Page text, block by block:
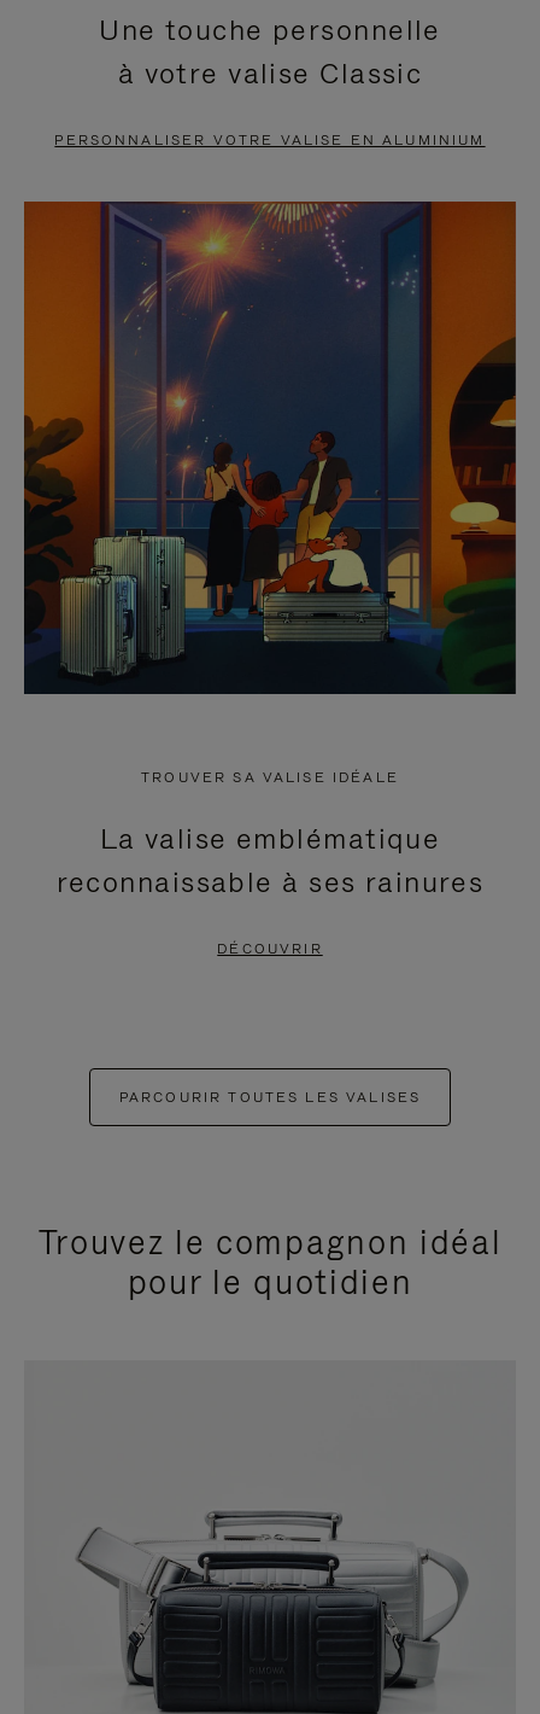
EN
PAUSE,
APPUYEZ
POUR
METTRE
PAUSE
VIDÉO
EST
DÉSACTIVÉ.
CLIQUER
POUR
RÉACTIVER
LE
SON
Une touche personnelle
à votre valise Classic
PERSONNALISER VOTRE VALISE EN ALUMINIUM
TROUVER SA VALISE IDÉALE
La valise emblématique
reconnaissable à ses rainures
DÉCOUVRIR
PARCOURIR TOUTES LES VALISES
Trouvez le compagnon idéal
pour le quotidien